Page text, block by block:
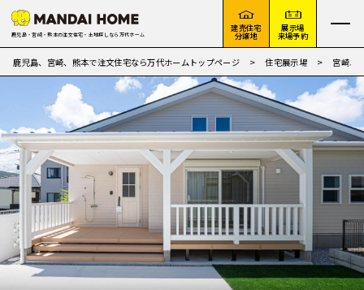
鹿児島・宮崎・熊本の注文住宅・土地探しなら万代ホーム
建売住宅
分譲地
展示場
来場予約
鹿児島、宮崎、熊本で注文住宅なら万代ホームトップページ 住宅展示場 宮崎エ